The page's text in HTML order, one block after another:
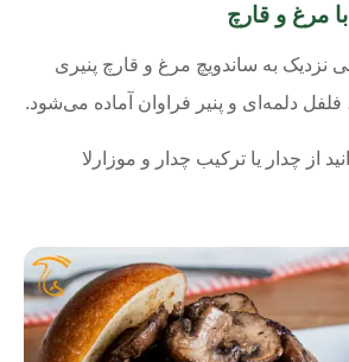
با مرغ و قارچ
نزدیک به ساندویچ مرغ و قارچ پنیری
فلفل دلمه‌ای و پنیر فراوان آماده می‌شود.
از چدار یا ترکیب چدار و موزارلا